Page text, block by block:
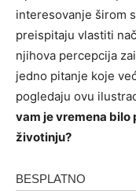
interesovanje širom
preispitaju vlastiti
njihova percepcija
jedno pitanje koje
pogledaju ovu
vam je vremena
životinju?